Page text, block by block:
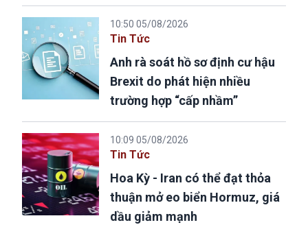
10:50 05/08/2026
Tin Tức
Anh rà soát hồ sơ định cư hậu
Brexit do phát hiện nhiều
trường hợp “cấp nhầm”
10:09 05/08/2026
Tin Tức
Hoa Kỳ - Iran có thể đạt thỏa
thuận mở eo biển Hormuz, giá
dầu giảm mạnh